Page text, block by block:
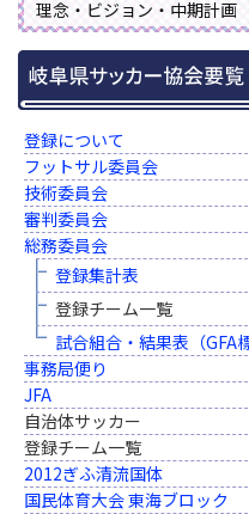
理念・ビジョン・中期計画
登録について
フットサル委員会
技術委員会
審判委員会
総務委員会
登録集計表
登録チーム一覧
試合組合・結果表（GFA
事務局便り
JFA
自治体サッカー
登録チーム一覧
2012ぎふ清流国体
国民体育大会 東海ブロック